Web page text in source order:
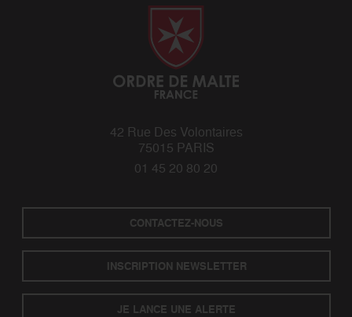
42 Rue Des Volontaires
75015 PARIS
01 45 20 80 20
CONTACTEZ-NOUS
INSCRIPTION NEWSLETTER
JE LANCE UNE ALERTE